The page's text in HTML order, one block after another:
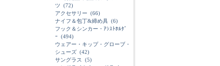
ツ (72)
アクセサリー (66)
ナイフ＆包丁&締め具 (6)
フック＆シンカー・ｱｼｽﾄﾎﾙﾀﾞ
ｰ (494)
ウェアー・キップ・グローブ・
シューズ (42)
サングラス
(5)